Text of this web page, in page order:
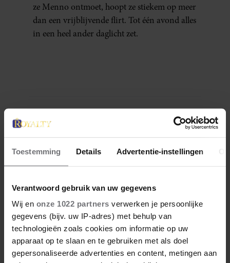
Toestemming Details Advertentie-instellingen
Verantwoord gebruik van uw gegevens
Wij en onze 1022 partners verwerken je persoonlijke
gegevens (bijv. uw IP-adres) met behulp van
technologieën zoals cookies om informatie op uw
apparaat op te slaan en te gebruiken met als doel
gepersonaliseerde advertenties en content, metingen aan
ze Menno ontmoet, hoopt ze stiekem op meer
dan een vrijblijvende flirt. Tot één avond alles
in een heel ander daglicht zet.
Denise is een creatieve freelance journalist sinds
2015. Ze heeft European Studies gestudeerd aan
de Haagse Hogeschool en Journalistiek aan KU
Leuven campus Brussel. Denise is bedreven in
nieuwsgierig en vriendelijk persoon met een
enorme wanderlust. Naast haar passie voor
reizen, is ze gek op vechtsport, muziek, wijn en
fietsen in de natuur.
Meer van Denise